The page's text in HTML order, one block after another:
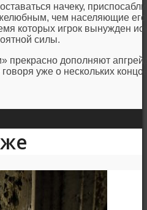
начеку,
чем населяющие
которых игрок вынужден
силы.
прекрасно дополняют
уже о нескольких